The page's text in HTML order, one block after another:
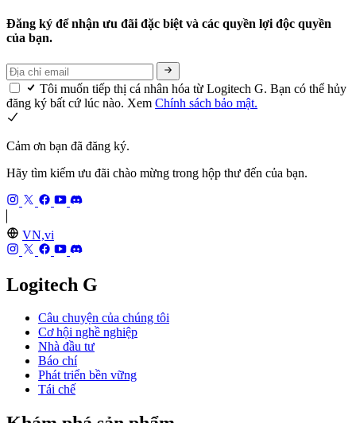
Đăng ký để nhận ưu đãi đặc biệt và các quyền lợi độc quyền
của bạn.
Tôi muốn tiếp thị cá nhân hóa từ Logitech G. Bạn có thể hủy
đăng ký bất cứ lúc nào. Xem Chính sách bảo mật.
Cảm ơn bạn đã đăng ký.
Hãy tìm kiếm ưu đãi chào mừng trong hộp thư đến của bạn.
VN,vi
Logitech G
Câu chuyện của chúng tôi
Cơ hội nghề nghiệp
Nhà đầu tư
Báo chí
Phát triển bền vững
Tái chế